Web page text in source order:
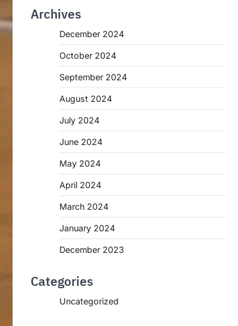
Archives
December 2024
October 2024
September 2024
August 2024
July 2024
June 2024
May 2024
April 2024
March 2024
January 2024
December 2023
Categories
Uncategorized